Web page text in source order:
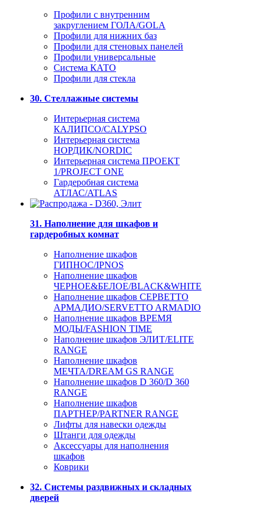
Профили с внутренним
закруглением ГОЛА/GOLA
Профили для нижних баз
Профили для стеновых панелей
Профили универсальные
Система КАТО
Профили для стекла
30. Стеллажные системы
Интерьерная система
КАЛИПСО/CALYPSO
Интерьерная система
НОРДИК/NORDIC
Интерьерная система ПРОЕКТ
1/PROJECT ONE
Гардеробная система
АТЛАС/ATLAS
31. Наполнение для шкафов и
гардеробных комнат
Наполнение шкафов
ГИПНОС/IPNOS
Наполнение шкафов
ЧЕРНОЕ&БЕЛОЕ/BLACK&WHITE
Наполнение шкафов СЕРВЕТТО
АРМАДИО/SERVETTO ARMADIO
Наполнение шкафов ВРЕМЯ
МОДЫ/FASHION TIME
Наполнение шкафов ЭЛИТ/ELITE
RANGE
Наполнение шкафов
МЕЧТА/DREAM GS RANGE
Наполнение шкафов D 360/D 360
RANGE
Наполнение шкафов
ПАРТНЕР/PARTNER RANGE
Лифты для навески одежды
Штанги для одежды
Аксессуары для наполнения
шкафов
Коврики
32. Системы раздвижных и складных
дверей